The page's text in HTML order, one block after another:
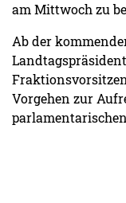
am Mittwoch zu
Ab der
Vorgehen zur